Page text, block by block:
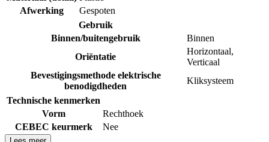
Afwerking
Gespoten
Gebruik
Binnen/buitengebruik
Binnen
Oriëntatie
Horizontaal,
Verticaal
Bevestigingsmethode elektrische
benodigdheden
Kliksysteem
Technische kenmerken
Vorm
Rechthoek
CEBEC keurmerk
Nee